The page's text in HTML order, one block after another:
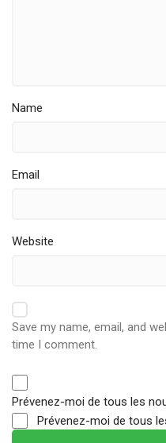
Name
Email
Website
Save my name, email, and
time I comment.
Prévenez-moi de tous les
Prévenez-moi de tous